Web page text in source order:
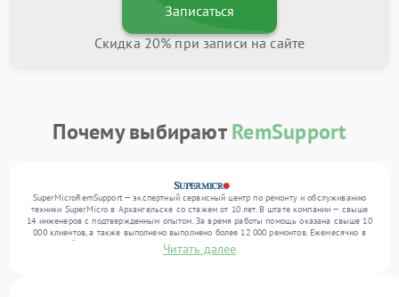
Записаться
Скидка 20% при записи на сайте
Почему выбираютRemSupport
SuperMicroRemSupport — экспертный сервисный центр по ремонту и обслуживанию
техники SuperMicro в Архангельске со стажем от 10 лет. В штате компании — свыше
14 инженеров с подтвержденным опытом. За время работы помощь оказана свыше 10
000 клиентов, а также выполнено выполнено более 12 000 ремонтов. Ежемесячно в
сервисный центр поступает свыше 300 единиц техники, включая , , . Мы работаем с
широким спектром неисправностей и обеспечиваем надежный результат благодаря
Читать далее